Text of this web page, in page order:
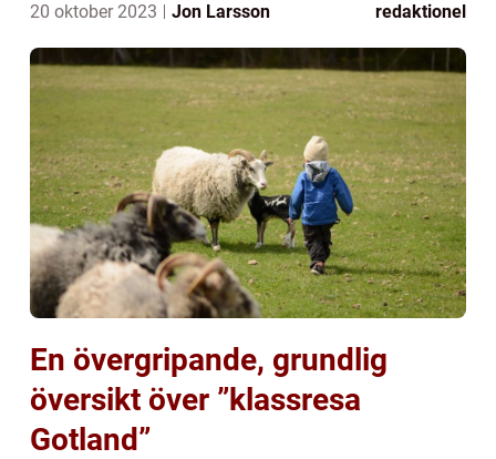
20 oktober 2023 Jon Larsson redaktionel
En övergripande, grundlig
översikt över ”klassresa
Gotland”